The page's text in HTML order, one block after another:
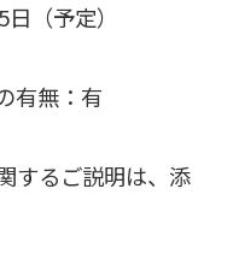
（予定）
有無：有
するご説明は、添